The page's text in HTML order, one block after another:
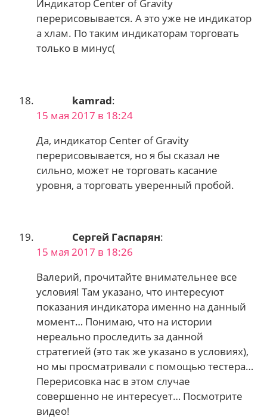
Индикатор Center of Gravity
перерисовывается. А это уже не индикатор
а хлам. По таким индикаторам торговать
только в минус(
kamrad:
15 мая 2017 в 18:24
Да, индикатор Center of Gravity
перерисовывается, но я бы сказал не
сильно, может не торговать касание
уровня, а торговать уверенный пробой.
Сергей Гаспарян:
15 мая 2017 в 18:26
Валерий, прочитайте внимательнее все
условия! Там указано, что интересуют
показания индикатора именно на данный
момент… Понимаю, что на истории
нереально проследить за данной
стратегией (это так же указано в условиях),
но мы просматривали с помощью тестера…
Перерисовка нас в этом случае
совершенно не интересует… Посмотрите
видео!